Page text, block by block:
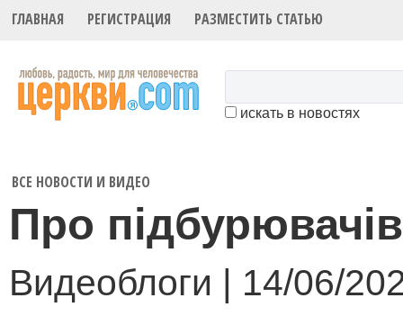
ГЛАВНАЯ РЕГИСТРАЦИЯ РАЗМЕСТИТЬ СТАТЬЮ
искать в новостях
ВСЕ НОВОСТИ И ВИДЕО
Про підбурювачів
Видеоблоги | 14/06/